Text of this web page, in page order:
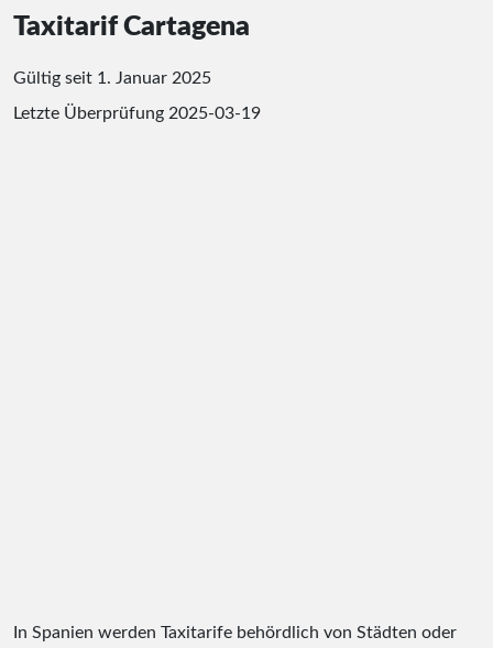
Taxitarif Cartagena
Gültig seit 1. Januar 2025
Letzte Überprüfung 2025-03-19
In Spanien werden Taxitarife behördlich von Städten oder